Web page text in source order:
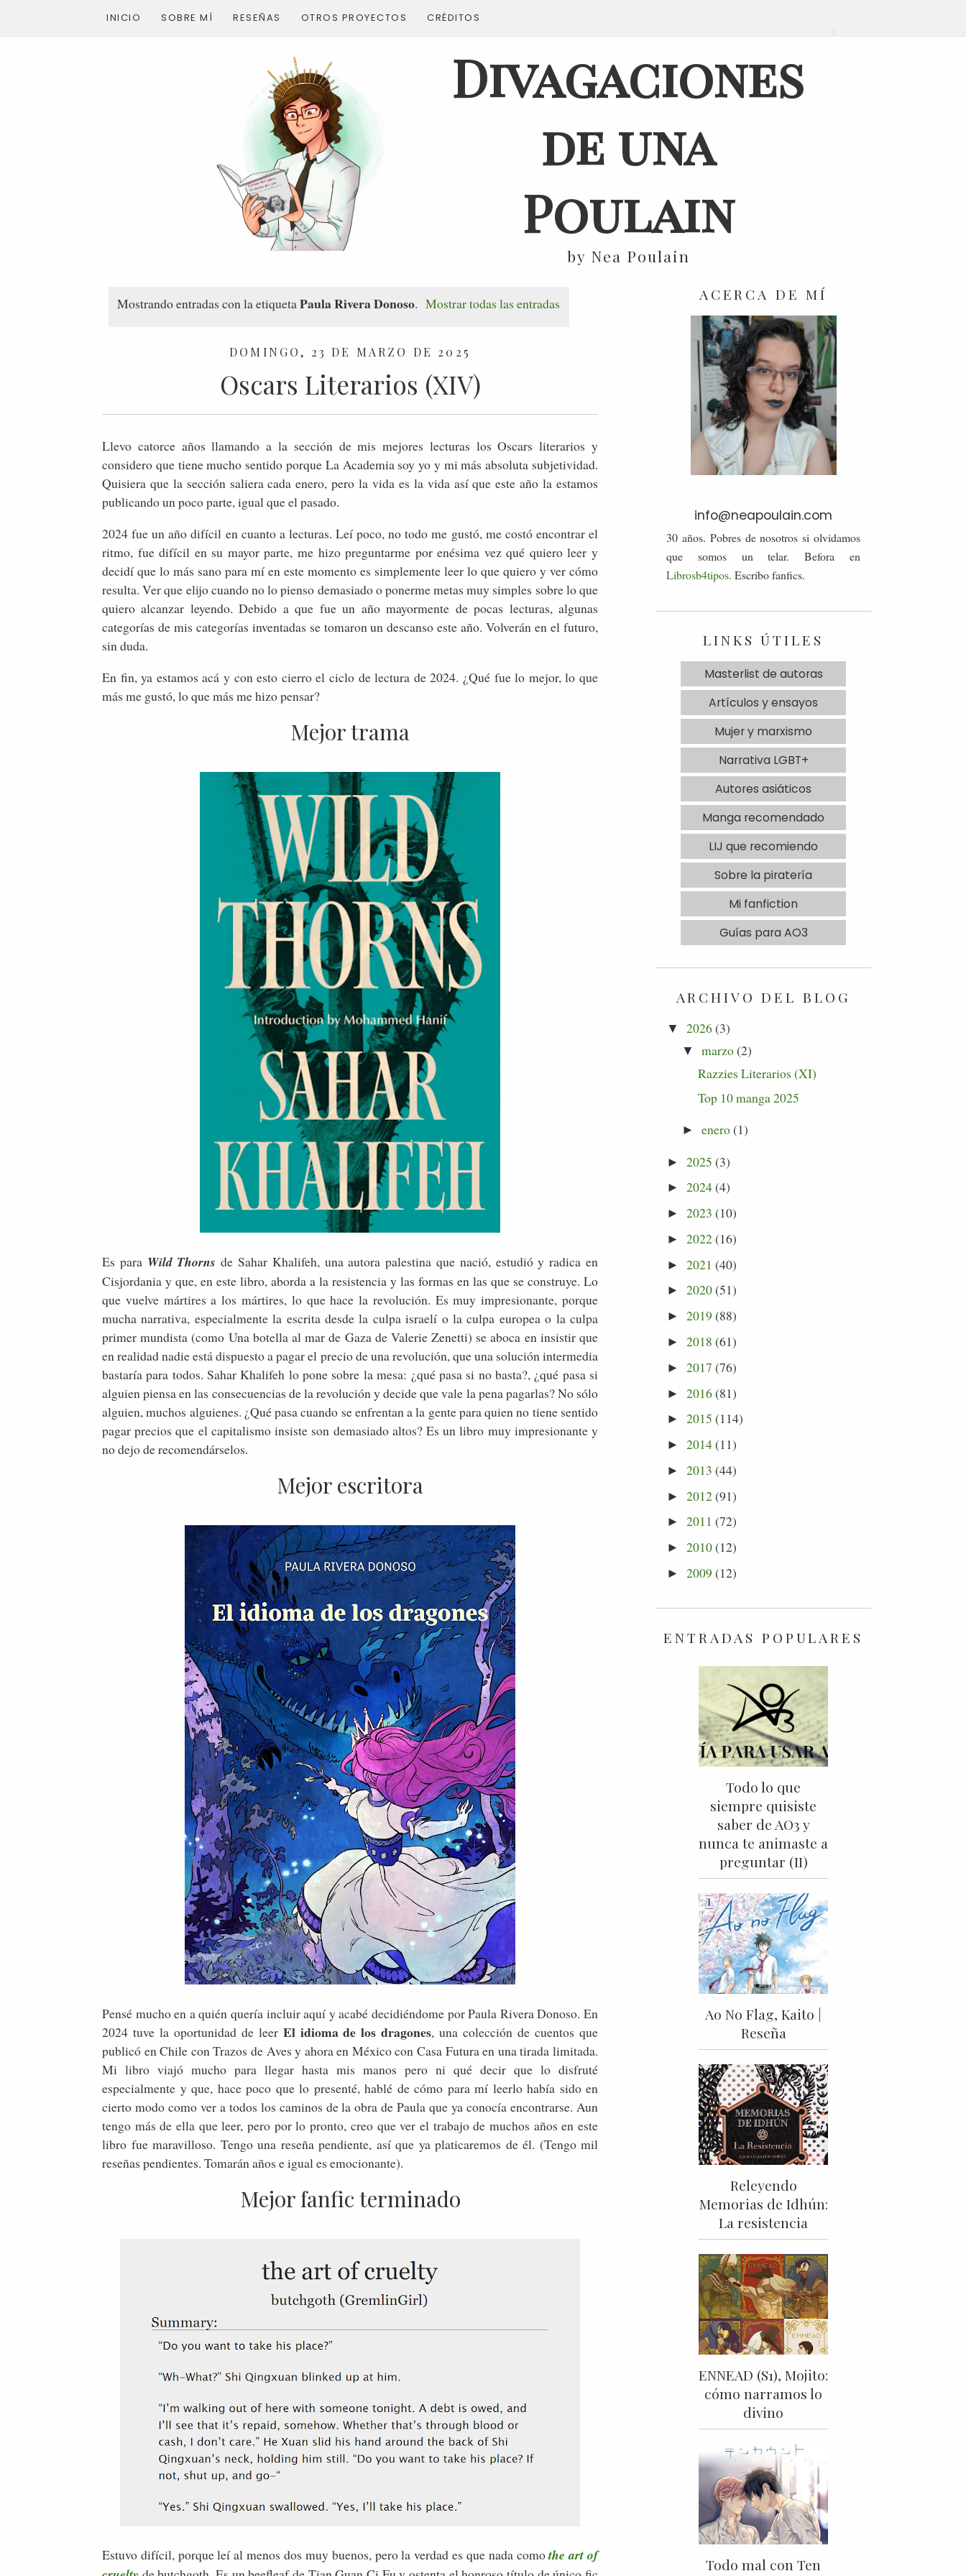
INICIO SOBRE MÍ RESEÑAS OTROS PROYECTOS CRÉDITOS
Divagaciones
de una
Poulain
by Nea Poulain
Mostrando entradas con la etiquetaPaula Rivera Donoso. Mostrar todas las entradas
DOMINGO, 23 DE MARZO DE 2025
Oscars Literarios (XIV)
Llevo catorce años llamando a la sección de mis mejores lecturas los Oscars literarios y
considero que tiene mucho sentido porque La Academia soy yo y mi más absoluta subjetividad.
Quisiera que la sección saliera cada enero, pero la vida es la vida así que este año la estamos
publicando un poco parte, igual que el pasado.
2024 fue un año difícil en cuanto a lecturas. Leí poco, no todo me gustó, me costó encontrar el
ritmo, fue difícil en su mayor parte, me hizo preguntarme por enésima vez qué quiero leer y
decidí que lo más sano para mí en este momento es simplemente leer lo que quiero y ver cómo
resulta. Ver que elijo cuando no lo pienso demasiado o ponerme metas muy simples sobre lo que
quiero alcanzar leyendo. Debido a que fue un año mayormente de pocas lecturas, algunas
categorías de mis categorías inventadas se tomaron un descanso este año. Volverán en el futuro,
sin duda.
En fin, ya estamos acá y con esto cierro el ciclo de lectura de 2024. ¿Qué fue lo mejor, lo que
más me gustó, lo que más me hizo pensar?
Mejor trama
Es para Wild Thornsde Sahar Khalifeh, una autora palestina que nació, estudió y radica en
Cisjordania y que, en este libro, aborda a la resistencia y las formas en las que se construye. Lo
que vuelve mártires a los mártires, lo que hace la revolución. Es muy impresionante, porque
mucha narrativa, especialmente la escrita desde la culpa israelí o la culpa europea o la culpa
primer mundista (como Una botella al mar de Gaza de Valerie Zenetti) se aboca en insistir que
en realidad nadie está dispuesto a pagar el precio de una revolución, que una solución intermedia
bastaría para todos. Sahar Khalifeh lo pone sobre la mesa: ¿qué pasa si no basta?, ¿qué pasa si
alguien piensa en las consecuencias de la revolución y decide que vale la pena pagarlas? No sólo
alguien, muchos alguienes. ¿Qué pasa cuando se enfrentan a la gente para quien no tiene sentido
pagar precios que el capitalismo insiste son demasiado altos? Es un libro muy impresionante y
no dejo de recomendárselos.
Mejor escritora
Pensé mucho en a quién quería incluir aquí y acabé decidiéndome por Paula Rivera Donoso. En
2024 tuve la oportunidad de leer El idioma de los dragones, una colección de cuentos que
publicó en Chile con Trazos de Aves y ahora en México con Casa Futura en una tirada limitada.
Mi libro viajó mucho para llegar hasta mis manos pero ni qué decir que lo disfruté
especialmente y que, hace poco que lo presenté, hablé de cómo para mí leerlo había sido en
cierto modo como ver a todos los caminos de la obra de Paula que ya conocía encontrarse. Aun
tengo más de ella que leer, pero por lo pronto, creo que ver el trabajo de muchos años en este
libro fue maravilloso. Tengo una reseña pendiente, así que ya platicaremos de él. (Tengo mil
reseñas pendientes. Tomarán años e igual es emocionante).
Mejor fanfic terminado
Estuvo difícil, porque leí al menos dos muy buenos, pero la verdad es que nada comothe art of
ACERCA DE MÍ
info@neapoulain.com
30 años. Pobres de nosotros si olvidamos
que somos un telar. Befora en
Librosb4tipos. Escribo fanfics.
LINKS ÚTILES
Masterlist de autoras
Artículos y ensayos
Mujer y marxismo
Narrativa LGBT+
Autores asiáticos
Manga recomendado
LIJ que recomiendo
Sobre la piratería
Mi fanfiction
Guías para AO3
ARCHIVO DEL BLOG
▼ 2026(3)
▼ marzo(2)
Razzies Literarios (XI)
Top 10 manga 2025
►enero(1)
► 2025 (3)
► 2024(4)
► 2023 (10)
► 2022(16)
► 2021 (40)
► 2020(51)
► 2019 (88)
► 2018 (61)
► 2017 (76)
► 2016(81)
► 2015 (114)
► 2014(11)
► 2013 (44)
► 2012(91)
► 2011 (72)
► 2010(12)
► 2009 (12)
ENTRADAS POPULARES
Todo lo que
siempre quisiste
saber de AO3 y
nunca te animaste a
preguntar (II)
Ao No Flag, Kaito |
Reseña
Releyendo
Memorias de Idhún:
La resistencia
ENNEAD (S1), Mojito:
cómo narramos lo
divino
Todo mal con Ten